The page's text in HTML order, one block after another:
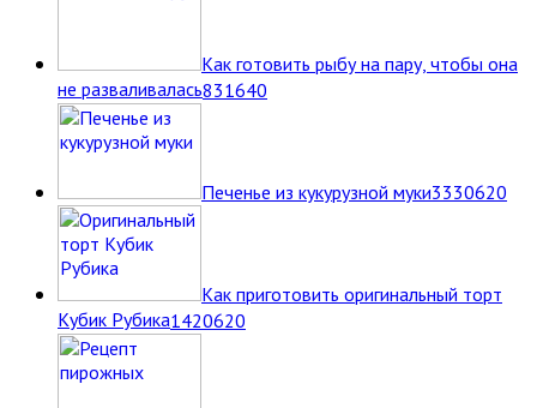
Как готовить рыбу на пару, чтобы она
не разваливалась831640
Печенье из кукурузной муки3330620
Как приготовить оригинальный торт
Кубик Рубика1420620